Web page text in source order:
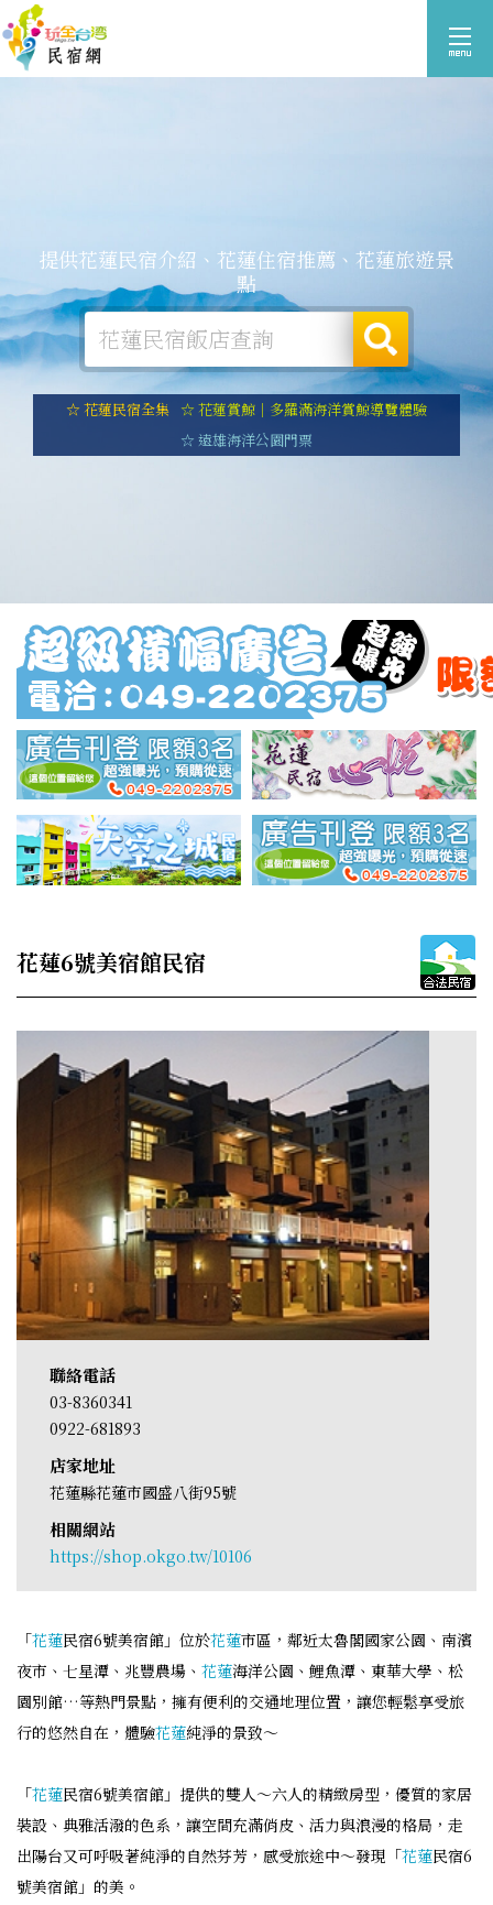
提供花蓮民宿介紹、花蓮住宿推薦、花蓮旅遊景
點
☆ 花蓮民宿全集 ☆ 花蓮賞鯨｜多羅滿海洋賞鯨導覽體驗
☆ 遠雄海洋公園門票
花蓮6號美宿館民宿
聯絡電話
03-8360341
0922-681893
店家地址
花蓮縣花蓮市國盛八街95號
相關網站
https://shop.okgo.tw/10106
「花蓮民宿6號美宿館」位於花蓮市區，鄰近太魯閣國家公園、南濱
夜市、七星潭、兆豐農場、 花蓮海洋公園、鯉魚潭、東華大學、松
園別館…等熱門景點，擁有便利的交通地理位置，讓您輕鬆享受旅
行的悠然自在，體驗花蓮純淨的景致～
「花蓮民宿6號美宿館」提供的雙人～六人的精緻房型，優質的家居
裝設、典雅活潑的色系，讓空間充滿俏皮、活力與浪漫的格局，走
出陽台又可呼吸著純淨的自然芬芳，感受旅途中～發現「花蓮民宿6
號美宿館」的美。